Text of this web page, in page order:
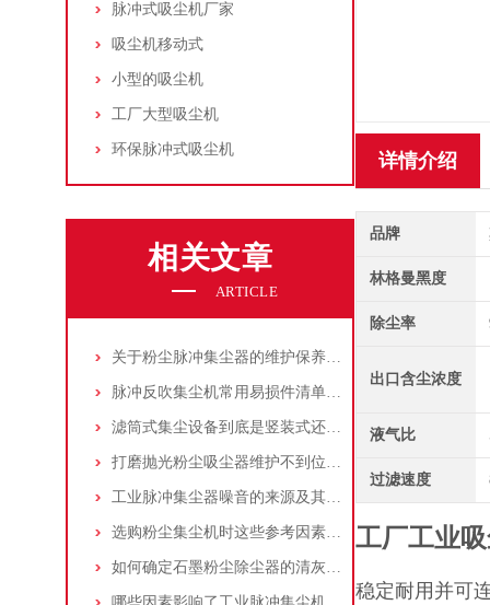
脉冲式吸尘机厂家
吸尘机移动式
小型的吸尘机
工厂大型吸尘机
环保脉冲式吸尘机
相关文章
ARTICLE
关于粉尘脉冲集尘器的维护保养问题
脉冲反吹集尘机常用易损件清单与更换周期建议
滤筒式集尘设备到底是竖装式还是横装式？
打磨抛光粉尘吸尘器维护不到位，那是你没有注意这些而已！
工业脉冲集尘器噪音的来源及其控制策略
选购粉尘集尘机时这些参考因素很重要！
如何确定石墨粉尘除尘器的清灰速度？
详情介绍
品牌
林格曼黑度
除尘率
出口含尘浓度
液气比
过滤速度
工厂工业
稳定耐用并可